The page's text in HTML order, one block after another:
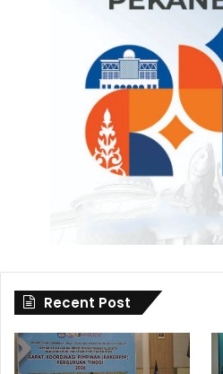
Recent Post